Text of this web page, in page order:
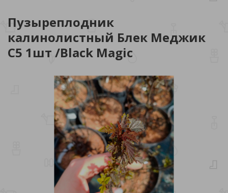
Пузыреплодник
калинолистный Блек Меджик
С5 1шт /Black Magic